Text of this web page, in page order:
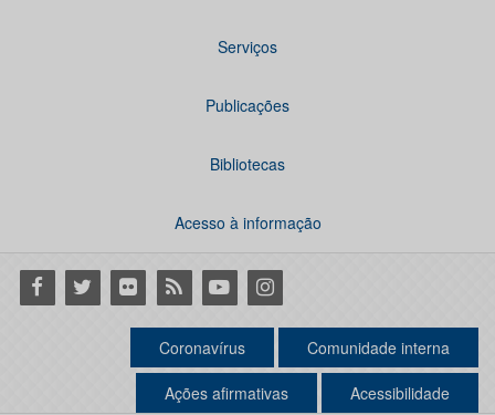
Serviços
Publicações
Bibliotecas
Acesso à informação
Facebook
Twitter Flickr RSS YoutubeInstagram
Coronavírus Comunidade interna
Ações afirmativas Acessibilidade